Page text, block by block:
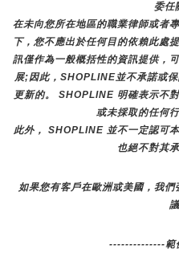
委任
在未向您所在地區的職業律師或者
下，您不應出於任何目的依賴此處
訊僅作為一般概括性的資訊提供，
展;因此，SHOPLINE並不承諾或
更新的。 SHOPLINE 明確表示不
或未採取的任何
此外， SHOPLINE 並不一定認可
也絕不對其
如果您有客戶在歐洲或美國，我
議
--------------範